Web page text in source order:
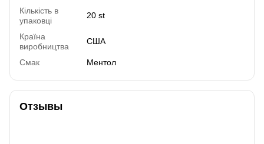
Кількість в
упаковці
20 st
Країна
виробництва
США
Смак Ментол
Отзывы